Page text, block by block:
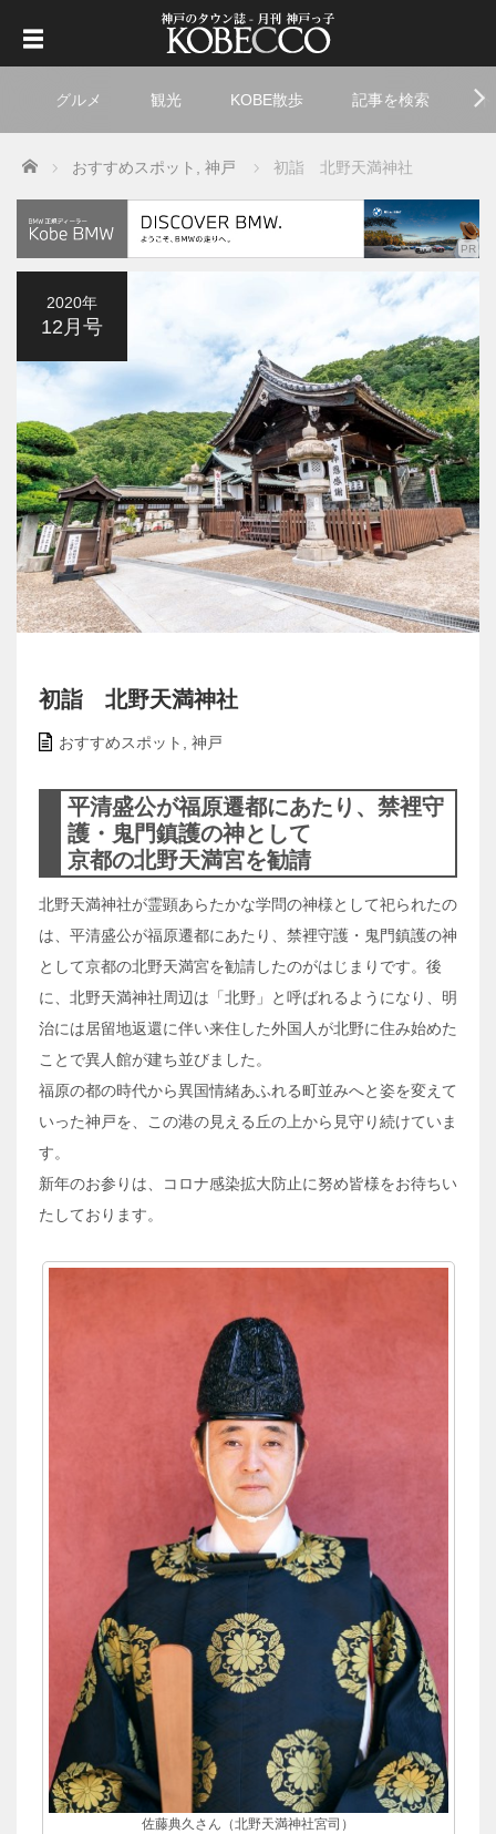
グルメ 観光 KOBE散歩 記事を検索
Home おすすめスポット 神戸 初詣 北野天満神社
2020年
12月号
初詣 北野天満神社
おすすめスポット 神戸
平清盛公が福原遷都にあたり、禁裡守
護・鬼門鎮護の神として
京都の北野天満宮を勧請
北野天満神社が霊顕あらたかな学問の神様として祀られたの
は、平清盛公が福原遷都にあたり、禁裡守護・鬼門鎮護の神
として京都の北野天満宮を勧請したのがはじまりです。後
に、北野天満神社周辺は「北野」と呼ばれるようになり、明
治には居留地返還に伴い来住した外国人が北野に住み始めた
ことで異人館が建ち並びました。
福原の都の時代から異国情緒あふれる町並みへと姿を変えて
いった神戸を、この港の見える丘の上から見守り続けていま
す。
新年のお参りは、コロナ感染拡大防止に努め皆様をお待ちい
たしております。
佐藤典久さん（北野天満神社宮司）